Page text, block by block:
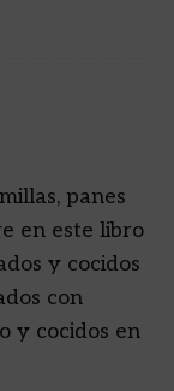
panes
en este libro
y cocidos
con
y cocidos en